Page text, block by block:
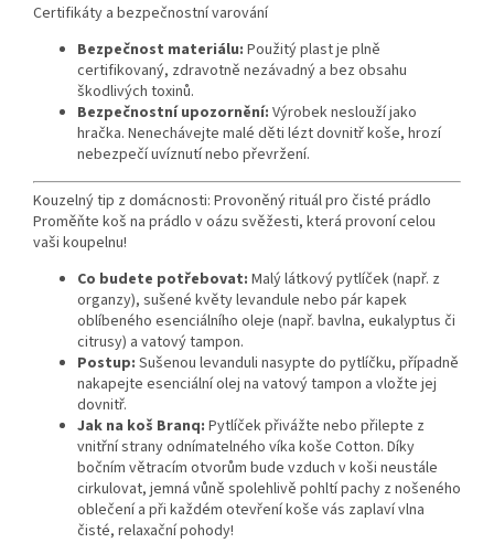
Certifikáty a bezpečnostní varování
Bezpečnost materiálu: Použitý plast je plně
certifikovaný, zdravotně nezávadný a bez obsahu
škodlivých toxinů.
Bezpečnostní upozornění: Výrobek neslouží jako
hračka. Nenechávejte malé děti lézt dovnitř koše, hrozí
nebezpečí uvíznutí nebo převržení.
Kouzelný tip z domácnosti: Provoněný rituál pro čisté prádlo
Proměňte koš na prádlo v oázu svěžesti, která provoní celou
vaši koupelnu!
Co budete potřebovat: Malý látkový pytlíček (např. z
organzy), sušené květy levandule nebo pár kapek
oblíbeného esenciálního oleje (např. bavlna, eukalyptus či
citrusy) a vatový tampon.
Postup: Sušenou levanduli nasypte do pytlíčku, případně
nakapejte esenciální olej na vatový tampon a vložte jej
dovnitř.
Jak na koš Branq: Pytlíček přivážte nebo přilepte z
vnitřní strany odnímatelného víka koše Cotton. Díky
bočním větracím otvorům bude vzduch v koši neustále
cirkulovat, jemná vůně spolehlivě pohltí pachy z nošeného
oblečení a při každém otevření koše vás zaplaví vlna
čisté, relaxační pohody!